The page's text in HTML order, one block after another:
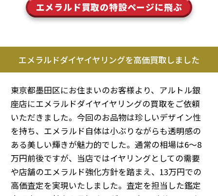
エメラルド買取の特設ページに飛ぶ
エメラルドダイヤイヤリングを高価買取しました
東京都墨田区にお住まいのお客様より、アルトル銀
座店にエメラルドダイヤイヤリングの買取をご依頼
いただきました。今回のお品物は珍しいデザイン性
を持ち、エメラルド自体は小ぶりながらも透明感の
ある美しい輝きが魅力的でした。通常の相場は6〜8
万円前後ですが、当店ではイヤリングとしての需要
や店舗のエメラルド強化方針を踏まえ、13万円での
高価査定を実現いたしました。査定を担当した鑑定